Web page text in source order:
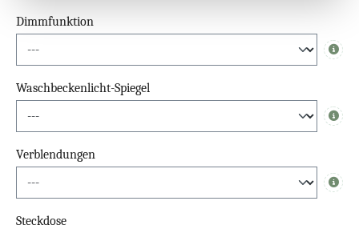
Dimmfunktion
Info
Waschbeckenlicht-Spiegel
Info
Verblendungen
Info
Steckdose